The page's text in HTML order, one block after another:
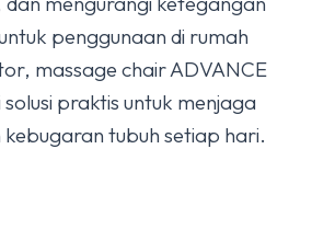
penggunaan di rumah
massage chair ADVANCE
praktis untuk menjaga
kebugaran tubuh setiap hari.